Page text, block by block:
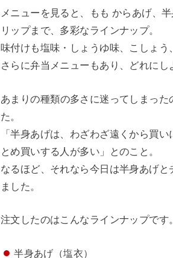
メニューを見ると、もも からあげ、
リップまで、多彩なラインナップ。
味付けも塩味・しょうゆ味、こしょう
さらに弁当メニューもあり、どれにし
あまりの種類の多さに迷ってしまっ
た。
「半身あげは、わざわざ遠くから買
とめ買いする人が多い」とのこと。
なるほど、それなら今日は半身あげ
ました。
注文したのはこんなラインナップです。
半身あげ（塩衣）